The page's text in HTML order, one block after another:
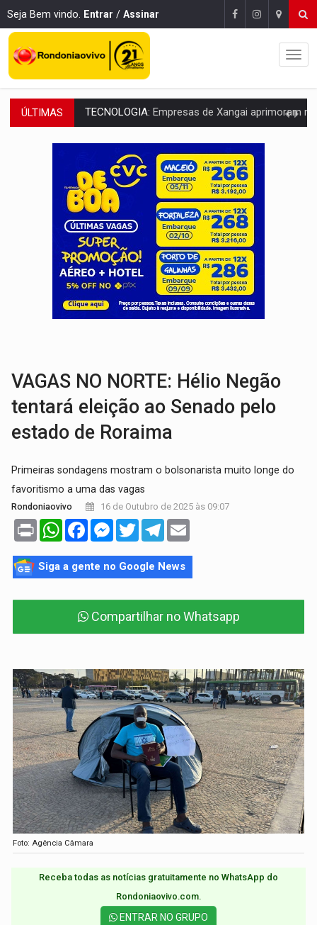
Seja Bem vindo. Entrar / Assinar
ÚLTIMAS PROTEGE A TERRA:China descobre como explodir asteroide com bomba
VÍDEO:Motociclista morre após bater na traseira de
PARECE UM NUGGET:Essa receita com frango virou o meu
EMPREENDEDORISMO:7 negócios que podem começar com pouco dinheiro e
GIGANTE DA AMÉRICA:Brasil reúne dimensão continental e posição
INDEPENDÊNCIA:10 dicas importantes para quem quer
VARCENA:Cientistas descobrem nova espécie de rã em florestas
BARGANHA:Vai comprar celular usado? Veja como consultar o
VAGAS NO NORTE: Hélio Negão
tentará eleição ao Senado pelo
estado de Roraima
Primeiras sondagens mostram o bolsonarista muito longe do
favoritismo a uma das vagas
Rondoniaovivo 16 de Outubro de 2025 às 09:07
Print WhatsAppFacebookMessenger
TwitterTelegram
Siga a gente no Google News
Compartilhar no Whatsapp
Foto: Agência Câmara
Receba todas as notícias gratuitamente no WhatsApp do
Rondoniaovivo.com.​
ENTRAR NO GRUPO